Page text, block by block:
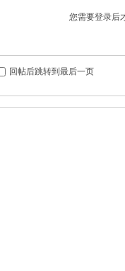
您需要登录后
回帖后跳转到最后一页